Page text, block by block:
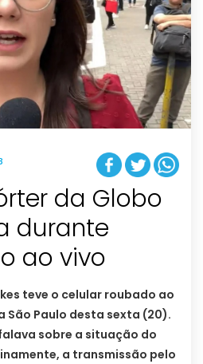
da Globo
durante
ao vivo
teve o celular roubado ao
São Paulo desta sexta (20).
sobre a situação do
a transmissão pelo